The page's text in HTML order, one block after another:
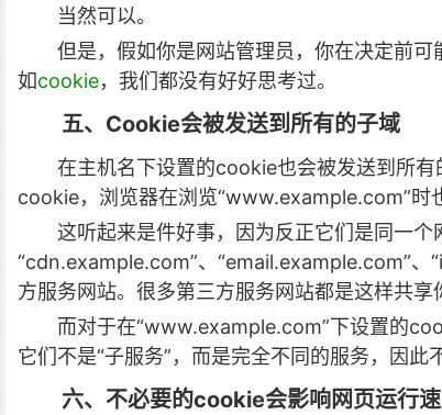
当然可以。
但是，假如你是网站管理员，你在决定前
如cookie，我们都没有好好思考过。
五、Cookie会被发送到所有的子域
在主机名下设置的cookie也会被发送到所
cookie，浏览器在浏览“www.example.com”时
这听起来是件好事，因为反正它们是同一
“cdn.example.com”、“email.example.com”
方服务网站。很多第三方服务网站都是这样共享
而对于在“www.example.com”下设置的
它们不是“子服务”，而是完全不同的服务，因此
六、不必要的cookie会影响网页运行